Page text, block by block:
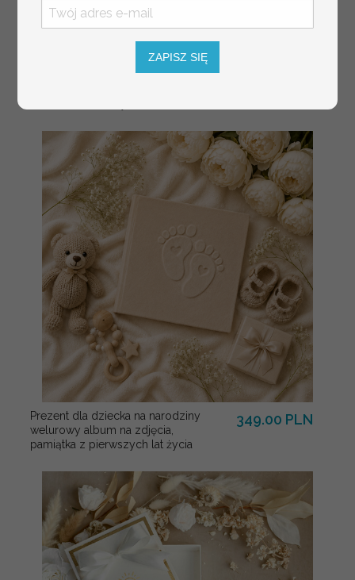
złote winietki na komunię, winietka
Prezent dla dziecka na narodziny
welurowy album na zdjęcia,
pamiątka z pierwszych lat życia
349.00 PLN
ZAPISZ SIĘ